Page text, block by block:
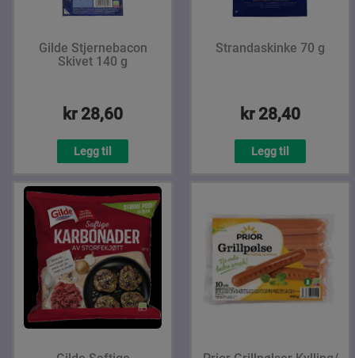
Gilde Stjernebacon
Skivet 140 g
kr 28,60
Legg til
Strandaskinke 70 g
kr 28,40
Legg til